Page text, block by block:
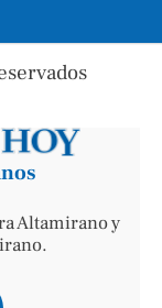
Altamirano y